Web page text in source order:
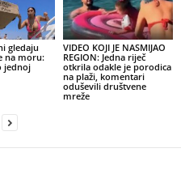
gledaju
na moru:
jednoj
VIDEO KOJI JE NASMIJAO
REGION: Jedna riječ
otkrila odakle je porodica
na plaži, komentari
oduševili društvene
mreže